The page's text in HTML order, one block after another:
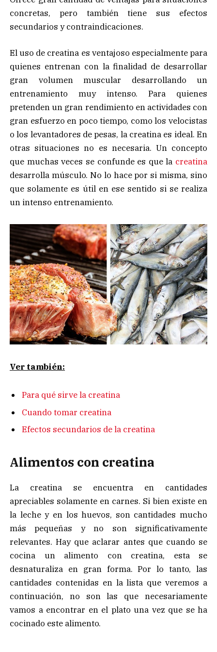
concretas, pero también tiene sus efectos
secundarios y contraindicaciones.
El uso de creatina es ventajoso especialmente para
quienes entrenan con la finalidad de desarrollar
gran volumen muscular desarrollando un
entrenamiento muy intenso. Para quienes
pretenden un gran rendimiento en actividades con
gran esfuerzo en poco tiempo, como los velocistas
o los levantadores de pesas, la creatina es ideal. En
otras situaciones no es necesaria. Un concepto
que muchas veces se confunde es que la creatina
desarrolla músculo. No lo hace por si misma, sino
que solamente es útil en ese sentido si se realiza
un intenso entrenamiento.
Ver también:
Para qué sirve la creatina
Cuando tomar creatina
Efectos secundarios de la creatina
Alimentos con creatina
La creatina se encuentra en cantidades
apreciables solamente en carnes. Si bien existe en
la leche y en los huevos, son cantidades mucho
más pequeñas y no son significativamente
relevantes. Hay que aclarar antes que cuando se
cocina un alimento con creatina, esta se
desnaturaliza en gran forma. Por lo tanto, las
cantidades contenidas en la lista que veremos a
continuación, no son las que necesariamente
vamos a encontrar en el plato una vez que se ha
cocinado este alimento.